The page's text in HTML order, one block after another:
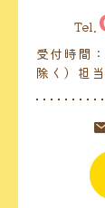
Tel.
受付時間
除く）担